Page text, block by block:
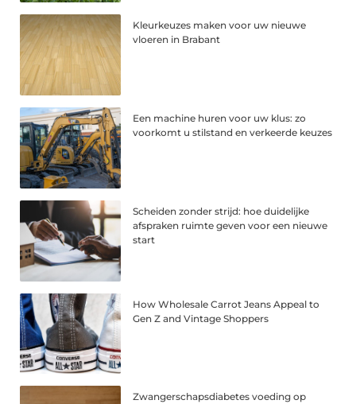
Kleurkeuzes maken voor uw nieuwe
vloeren in Brabant
Een machine huren voor uw klus: zo
voorkomt u stilstand en verkeerde keuzes
Scheiden zonder strijd: hoe duidelijke
afspraken ruimte geven voor een nieuwe
start
How Wholesale Carrot Jeans Appeal to
Gen Z and Vintage Shoppers
Zwangerschapsdiabetes voeding op